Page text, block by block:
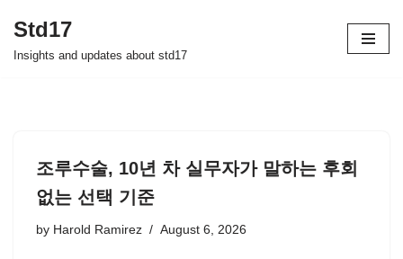
Skip
Std17
Insights and updates about std17
조루수술, 10년 차 실무자가 말하는 후회
없는 선택 기준
by Harold Ramirez August 6, 2026